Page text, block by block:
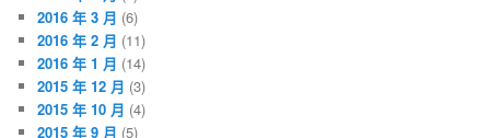
2016 年 3 月 (6)
2016 年 2 月 (11)
2016 年 1 月 (14)
2015 年 12 月 (3)
2015 年 10 月 (4)
2015 年 9 月 (5)